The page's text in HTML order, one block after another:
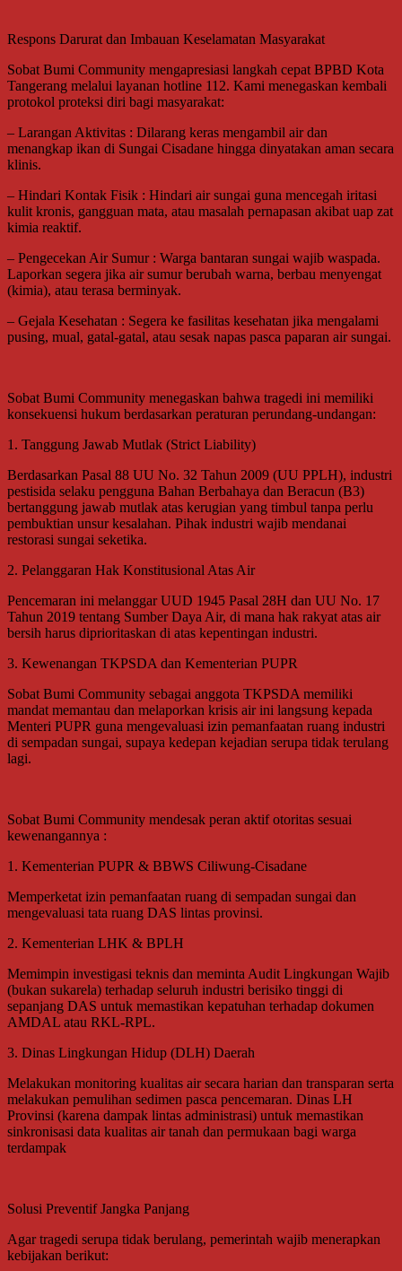
Respons Darurat dan Imbauan Keselamatan Masyarakat
Sobat Bumi Community mengapresiasi langkah cepat BPBD Kota
Tangerang melalui layanan hotline 112. Kami menegaskan kembali
protokol proteksi diri bagi masyarakat:
– Larangan Aktivitas : Dilarang keras mengambil air dan
menangkap ikan di Sungai Cisadane hingga dinyatakan aman secara
klinis.
– Hindari Kontak Fisik : Hindari air sungai guna mencegah iritasi
kulit kronis, gangguan mata, atau masalah pernapasan akibat uap zat
kimia reaktif.
– Pengecekan Air Sumur : Warga bantaran sungai wajib waspada.
Laporkan segera jika air sumur berubah warna, berbau menyengat
(kimia), atau terasa berminyak.
– Gejala Kesehatan : Segera ke fasilitas kesehatan jika mengalami
pusing, mual, gatal-gatal, atau sesak napas pasca paparan air sungai.
Sobat Bumi Community menegaskan bahwa tragedi ini memiliki
konsekuensi hukum berdasarkan peraturan perundang-undangan:
1. Tanggung Jawab Mutlak (Strict Liability)
Berdasarkan Pasal 88 UU No. 32 Tahun 2009 (UU PPLH), industri
pestisida selaku pengguna Bahan Berbahaya dan Beracun (B3)
bertanggung jawab mutlak atas kerugian yang timbul tanpa perlu
pembuktian unsur kesalahan. Pihak industri wajib mendanai
restorasi sungai seketika.
2. Pelanggaran Hak Konstitusional Atas Air
Pencemaran ini melanggar UUD 1945 Pasal 28H dan UU No. 17
Tahun 2019 tentang Sumber Daya Air, di mana hak rakyat atas air
bersih harus diprioritaskan di atas kepentingan industri.
3. Kewenangan TKPSDA dan Kementerian PUPR
Sobat Bumi Community sebagai anggota TKPSDA memiliki
mandat memantau dan melaporkan krisis air ini langsung kepada
Menteri PUPR guna mengevaluasi izin pemanfaatan ruang industri
di sempadan sungai, supaya kedepan kejadian serupa tidak terulang
lagi.
Sobat Bumi Community mendesak peran aktif otoritas sesuai
kewenangannya :
1. Kementerian PUPR & BBWS Ciliwung-Cisadane
Memperketat izin pemanfaatan ruang di sempadan sungai dan
mengevaluasi tata ruang DAS lintas provinsi.
2. Kementerian LHK & BPLH
Memimpin investigasi teknis dan meminta Audit Lingkungan Wajib
(bukan sukarela) terhadap seluruh industri berisiko tinggi di
sepanjang DAS untuk memastikan kepatuhan terhadap dokumen
AMDAL atau RKL-RPL.
3. Dinas Lingkungan Hidup (DLH) Daerah
Melakukan monitoring kualitas air secara harian dan transparan serta
melakukan pemulihan sedimen pasca pencemaran. Dinas LH
Provinsi (karena dampak lintas administrasi) untuk memastikan
sinkronisasi data kualitas air tanah dan permukaan bagi warga
terdampak
Solusi Preventif Jangka Panjang
Agar tragedi serupa tidak berulang, pemerintah wajib menerapkan
kebijakan berikut: